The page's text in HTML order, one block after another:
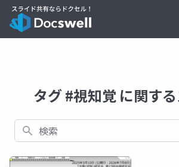
タグ #視知覚 に関す
検索